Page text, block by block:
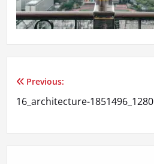
Navegação
de
Previous:
16_architecture-1851496_1280